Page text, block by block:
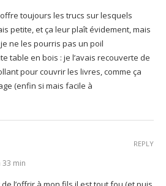
toujours les trucs sur lesquels
petite, et ça leur plaît évidement, mais
ne les pourris pas un poil
table en bois : je l’avais recouverte de
pour couvrir les livres, comme ça
(enfin si mais facile à
33 min
REPLY